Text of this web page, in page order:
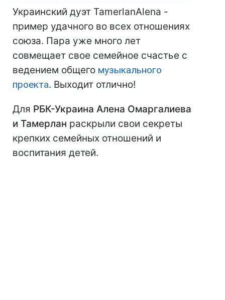
Украинский дуэт TamerlanAlena -
пример удачного во всех отношениях
союза. Пара уже много лет
совмещает свое семейное счастье с
ведением общего музыкального
проекта. Выходит отлично!
Для РБК-Украина Алена Омаргалиева
и Тамерлан раскрыли свои секреты
крепких семейных отношений и
воспитания детей.